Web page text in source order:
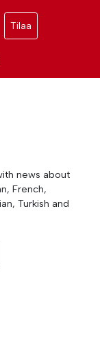
Tilaa
news about
French,
Turkish and